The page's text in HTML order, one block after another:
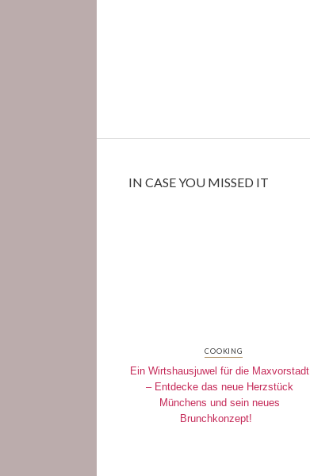
IN CASE YOU MISSED IT
COOKING
Ein Wirtshausjuwel für die Maxvorstadt
– Entdecke das neue Herzstück
Münchens und sein neues
Brunchkonzept!